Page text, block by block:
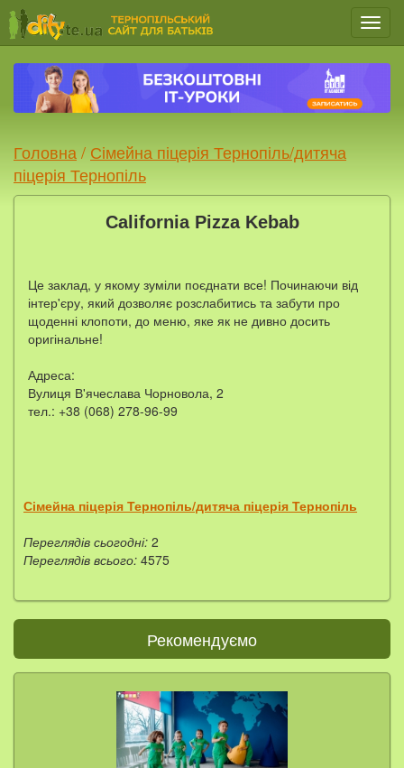
Меню
Головна / Сімейна піцерія Тернопіль/дитяча
піцерія Тернопіль
California Pizza Kebab
Це заклад, у якому зуміли поєднати все! Починаючи від
інтер'єру, який дозволяє розслабитись та забути про
щоденні клопоти, до меню, яке як не дивно досить
оригінальне!
Адреса:
Вулиця В'ячеслава Чорновола, 2
тел.: +38 (068) 278-96-99
Сімейна піцерія Тернопіль/дитяча піцерія Тернопіль
Переглядів сьогодні: 2
Переглядів всього: 4575
Рекомендуємо